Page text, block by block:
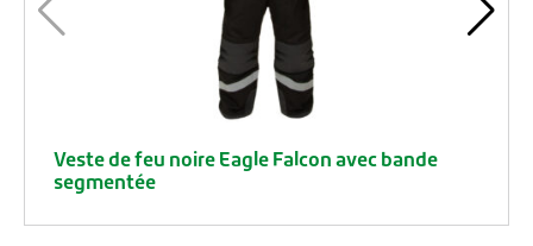
Veste de feu noire Eagle Falcon avec bande
segmentée